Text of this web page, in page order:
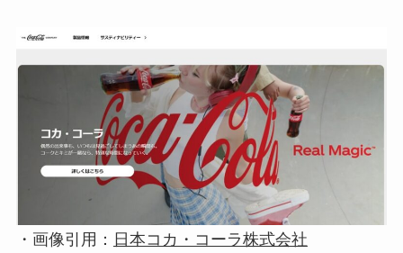
・画像引用： 日本コカ・コーラ株式会社